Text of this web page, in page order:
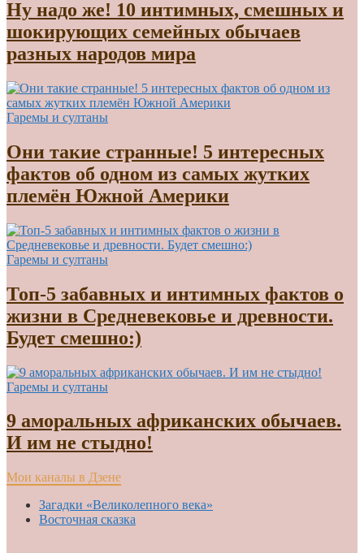
Ну надо же! 10 интимных, смешных и
шокирующих семейных обычаев
разных народов мира
Гаремы и султаны
Они такие странные! 5 интересных
фактов об одном из самых жутких
племён Южной Америки
Гаремы и султаны
Топ-5 забавных и интимных фактов о
жизни в Средневековье и древности.
Будет смешно:)
Гаремы и султаны
9 аморальных африканских обычаев.
И им не стыдно!
Мои каналы в Дзене
Загадки «Великолепного века»
Восточная сказка